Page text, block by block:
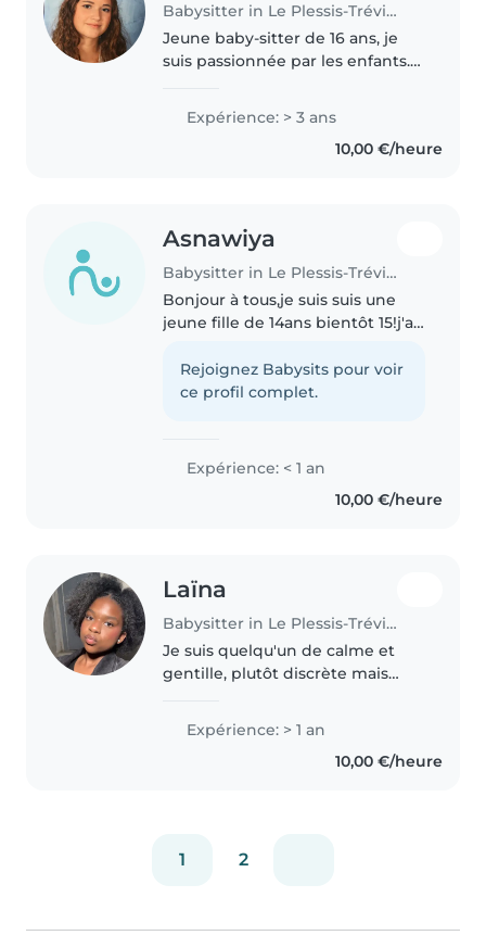
Babysitter in Le Plessis-Trévise
Jeune baby-sitter de 16 ans, je
suis passionnée par les enfants.
des tout-petits, des enfants
d'âge préscolaire et des écoliers,
Expérience: > 3 ans
10,00 €/heure
Asnawiya
Babysitter in Le Plessis-Trévise
Bonjour à tous,je suis suis une
jeune fille de 14ans bientôt 15!j'ai
famille elles ont actuellement
6ans et 4ans je m'y connais
Rejoignez Babysits pour voir
ce profil complet.
Expérience: < 1 an
10,00 €/heure
Laïna
Babysitter in Le Plessis-Trévise
Je suis quelqu'un de calme et
gentille, plutôt discrète mais
choses correctement et je suis
motivée pour apprendre.
Expérience: > 1 an
10,00 €/heure
1 2